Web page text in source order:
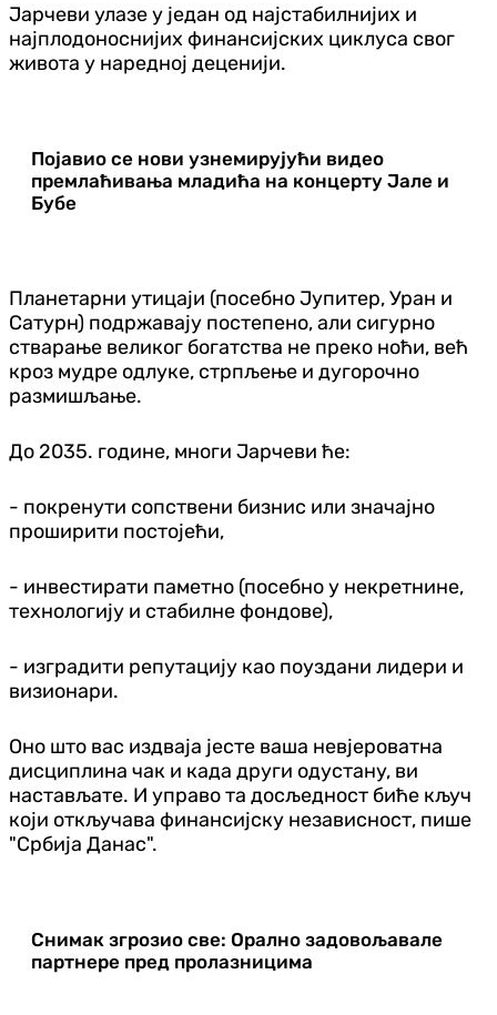
Јарчеви улазе у један од најстабилнијих и
најплодоноснијих финансијских циклуса свог
живота у наредној деценији.
Појавио се нови узнемирујући видео
премлаћивања младића на концерту Јале и
Бубе
Планетарни утицаји (посебно Јупитер, Уран и
Сатурн) подржавају постепено, али сигурно
стварање великог богатства не преко ноћи, већ
кроз мудре одлуке, стрпљење и дугорочно
размишљање.
До 2035. године, многи Јарчеви ће:
- покренути сопствени бизнис или значајно
проширити постојећи,
- инвестирати паметно (посебно у некретнине,
технологију и стабилне фондове),
- изградити репутацију као поуздани лидери и
визионари.
Оно што вас издваја јесте ваша невјероватна
дисциплина чак и када други одустану, ви
настављате. И управо та досљедност биће кључ
који откључава финансијску независност, пише
"Србија Данас".
Снимак згрозио све: Орално задовољавале
партнере пред пролазницима